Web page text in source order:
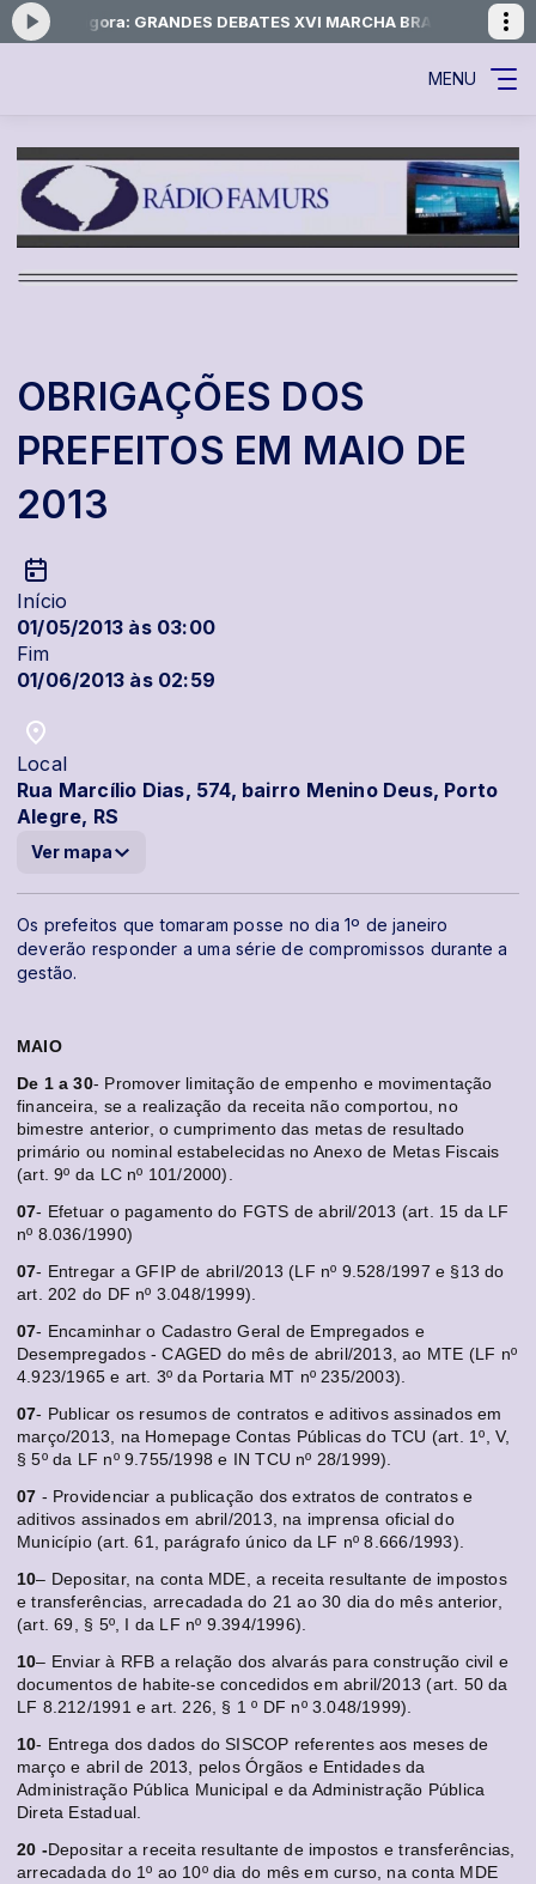
agora: GRANDES DEBATES XVI MARCHA BRASÍLIA -
MENU
OBRIGAÇÕES DOS
PREFEITOS EM MAIO DE
2013
Início
01/05/2013 às 03:00
Fim
01/06/2013 às 02:59
Local
Rua Marcílio Dias, 574, bairro Menino Deus, Porto
Alegre, RS
Ver mapa
Os prefeitos que tomaram posse no dia 1º de janeiro
deverão responder a uma série de compromissos durante a
gestão.
MAIO
De 1 a 30- Promover limitação de empenho e movimentação
financeira, se a realização da receita não comportou, no
bimestre anterior, o cumprimento das metas de resultado
primário ou nominal estabelecidas no Anexo de Metas Fiscais
(art. 9º da LC nº 101/2000).
07- Efetuar o pagamento do FGTS de abril/2013 (art. 15 da LF
nº 8.036/1990)
07- Entregar a GFIP de abril/2013 (LF nº 9.528/1997 e §13 do
art. 202 do DF nº 3.048/1999).
07- Encaminhar o Cadastro Geral de Empregados e
Desempregados - CAGED do mês de abril/2013, ao MTE (LF nº
4.923/1965 e art. 3º da Portaria MT nº 235/2003).
07- Publicar os resumos de contratos e aditivos assinados em
março/2013, na Homepage Contas Públicas do TCU (art. 1º, V,
§ 5º da LF nº 9.755/1998 e IN TCU nº 28/1999).
07 - Providenciar a publicação dos extratos de contratos e
aditivos assinados em abril/2013, na imprensa oficial do
Município (art. 61, parágrafo único da LF nº 8.666/1993).
10– Depositar, na conta MDE, a receita resultante de impostos
e transferências, arrecadada do 21 ao 30 dia do mês anterior,
(art. 69, § 5º, I da LF nº 9.394/1996).
10– Enviar à RFB a relação dos alvarás para construção civil e
documentos de habite-se concedidos em abril/2013 (art. 50 da
LF 8.212/1991 e art. 226, § 1 º DF nº 3.048/1999).
10- Entrega dos dados do SISCOP referentes aos meses de
março e abril de 2013, pelos Órgãos e Entidades da
Administração Pública Municipal e da Administração Pública
Direta Estadual.
20 -Depositar a receita resultante de impostos e transferências,
arrecadada do 1º ao 10º dia do mês em curso, na conta MDE